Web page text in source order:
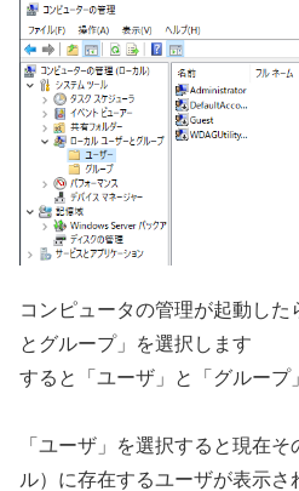
コンピュータの管理が起動した
とグループ」を選択します
すると「ユーザ」と「グループ
「ユーザ」を選択すると現在
ル）に存在するユーザが表示さ